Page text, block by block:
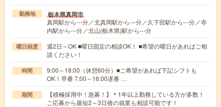
勤務地 栃木県真岡市
真岡駅から---分／北真岡駅から---分／久下田駅から---分／寺
内駅から---分／北山(栃木県)駅から---分
曜日頻度
週2日～OK ■曜日固定の相談OK！ ■希望の曜日があればご相
談ください！
時間
9:00～18:00（休憩60分）■ご希望があれば下記シフトも
OK！早番 7:00～16:00遅番 …
期間
【積極採用中！急募！】＊1年以上勤務している方が多数！
ご応募から最短2～3日後の就業も相談可能です！